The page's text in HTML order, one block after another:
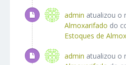
admin atualizou o
Almoxarifado do
Estoques de
admin atualizou o